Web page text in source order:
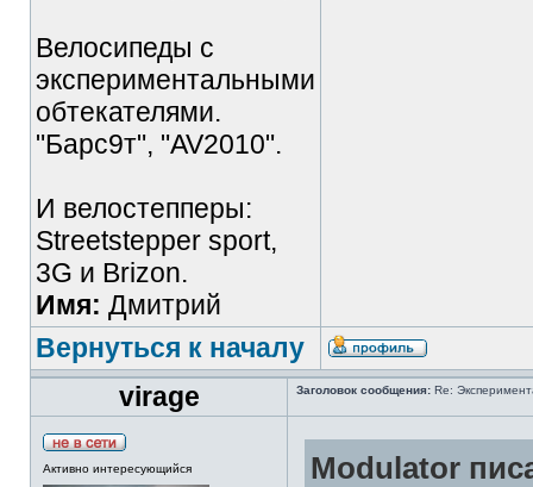
Велосипеды с
экспериментальными
обтекателями.
"Барс9т", "AV2010".
И велостепперы:
Streetstepper sport,
3G и Brizon.
Имя: Дмитрий
Вернуться к началу
virage
Заголовок сообщения: Re:
Активно интересующийся Modulator